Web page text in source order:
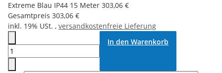
Extreme Blau IP44 15 Meter 303,06 €
Gesamtpreis 303,06 €
inkl. 19% USt. , versandkostenfreie Lieferung
In den Warenkorb